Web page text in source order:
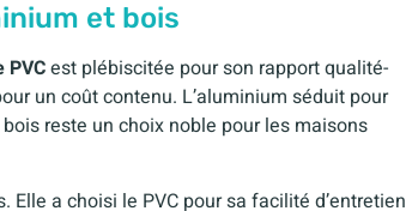
et bois
PVCest plébiscitée pour son rapport qualité-
un coût contenu. L’aluminium séduit pour
reste un choix noble pour les maisons
a choisi le PVC pour sa facilité d’entretien